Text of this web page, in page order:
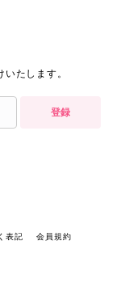
たします。
登録
表記 会員規約